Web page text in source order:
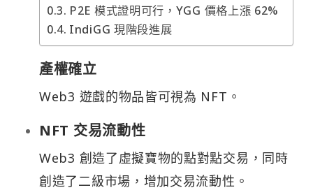
P2E 模式證明可行，YGG 價格上漲 62%
IndiGG 現階段進展
產權確立
Web3 遊戲的物品皆可視為 NFT。
NFT 交易流動性
Web3 創造了虛擬寶物的點對點交易，同時
創造了二級市場，增加交易流動性。